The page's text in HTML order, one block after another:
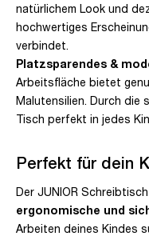
natürlichem Look und
hochwertiges
verbindet.
Platzsparendes &
Arbeitsfläche bietet
Malutensilien. Durch die
Tisch perfekt in jedes
Perfekt für dein
Der JUNIOR
ergonomische und
Arbeiten deines Kindes